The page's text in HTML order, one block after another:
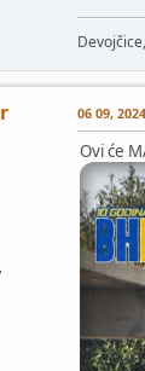
06 09,
Ovi će